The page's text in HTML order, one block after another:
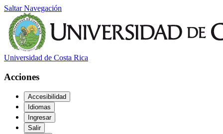
Saltar Navegación
Universidad de Costa Rica
Acciones
Accesibilidad
Idiomas
Ingresar
Salir